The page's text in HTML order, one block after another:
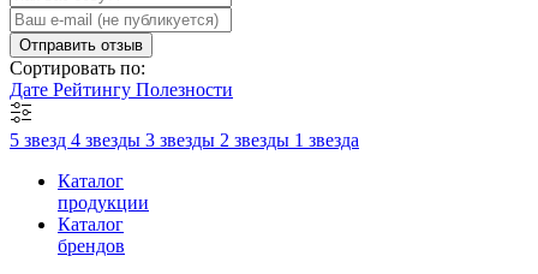
Отправить отзыв
Сортировать по:
Дате Рейтингу Полезности
5 звезд 4 звезды 3 звезды 2 звезды 1 звезда
Каталог
продукции
Каталог
брендов